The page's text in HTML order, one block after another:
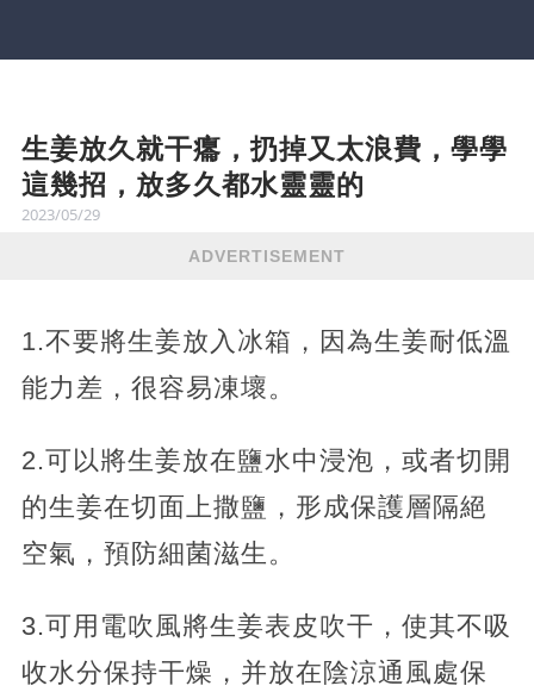
生姜放久就干癟，扔掉又太浪費，學學
這幾招，放多久都水靈靈的
2023/05/29
ADVERTISEMENT
1.不要將生姜放入冰箱，因為生姜耐低溫
能力差，很容易凍壞。
2.可以將生姜放在鹽水中浸泡，或者切開
的生姜在切面上撒鹽，形成保護層隔絕
空氣，預防細菌滋生。
3.可用電吹風將生姜表皮吹干，使其不吸
收水分保持干燥，并放在陰涼通風處保